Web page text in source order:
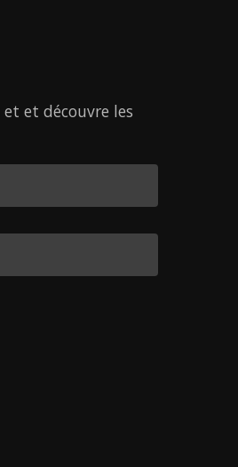
et et découvre les